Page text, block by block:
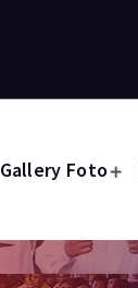
Gallery Foto